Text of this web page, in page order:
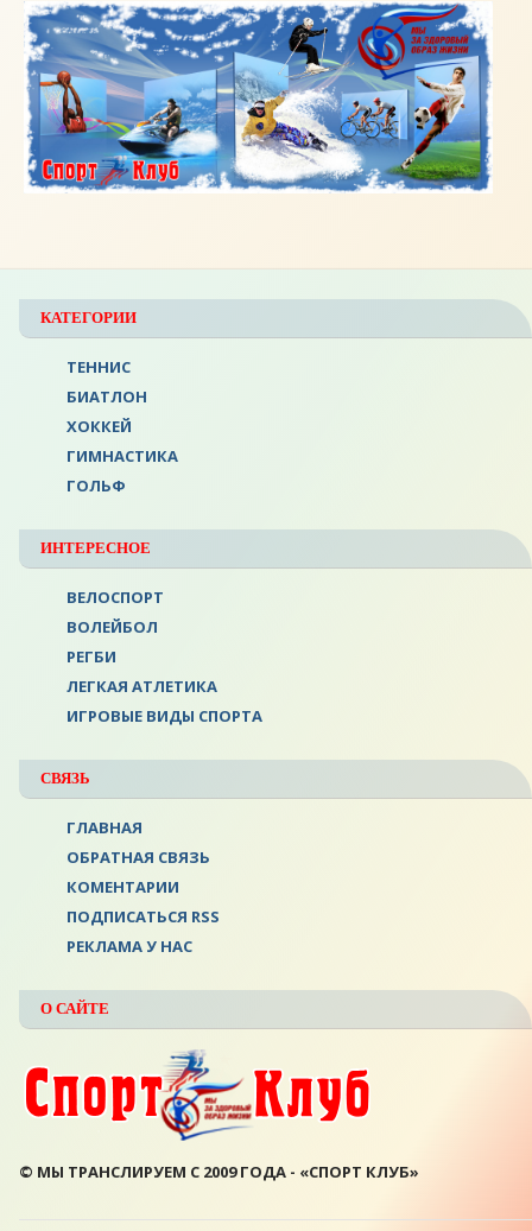
КАТЕГОРИИ
ТЕННИС
БИАТЛОН
ХОККЕЙ
ГИМНАСТИКА
ГОЛЬФ
ИНТЕРЕСНОЕ
ВЕЛОСПОРТ
ВОЛЕЙБОЛ
РЕГБИ
ЛЕГКАЯ АТЛЕТИКА
ИГРОВЫЕ ВИДЫ СПОРТА
СВЯЗЬ
ГЛАВНАЯ
ОБРАТНАЯ СВЯЗЬ
КОМЕНТАРИИ
ПОДПИСАТЬСЯ RSS
РЕКЛАМА У НАС
О САЙТЕ
© МЫ ТРАНСЛИРУЕМ С 2009 ГОДА - «СПОРТ КЛУБ»